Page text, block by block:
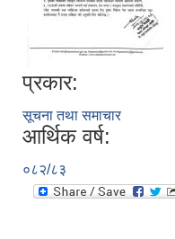
प्रकार:
सूचना तथा समाचार
आर्थिक वर्ष:
०८२/८३